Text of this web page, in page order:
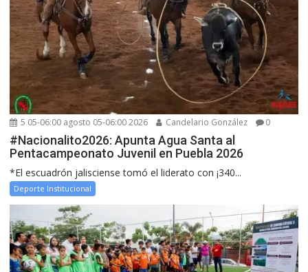
5 05-06:00 agosto 05-06:00 2026 Candelario González 0
#Nacionalito2026: Apunta Agua Santa al
Pentacampeonato Juvenil en Puebla 2026
*El escuadrón jalisciense tomó el liderato con ¡340...
Deporte Institucional